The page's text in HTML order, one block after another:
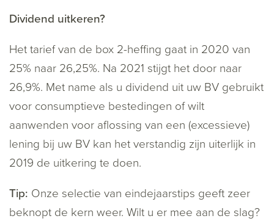
Dividend uitkeren?
Het tarief van de box 2-heffing gaat in 2020 van
25% naar 26,25%. Na 2021 stijgt het door naar
26,9%. Met name als u dividend uit uw BV gebruikt
voor consumptieve bestedingen of wilt
aanwenden voor aflossing van een (excessieve)
lening bij uw BV kan het verstandig zijn uiterlijk in
2019 de uitkering te doen.
Tip: Onze selectie van eindejaarstips geeft zeer
beknopt de kern weer. Wilt u er mee aan de slag?